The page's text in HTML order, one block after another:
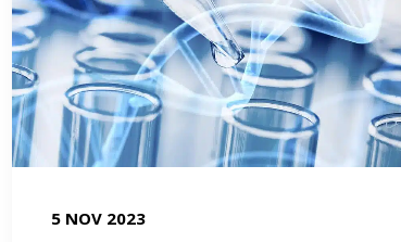
5 NOV 2023